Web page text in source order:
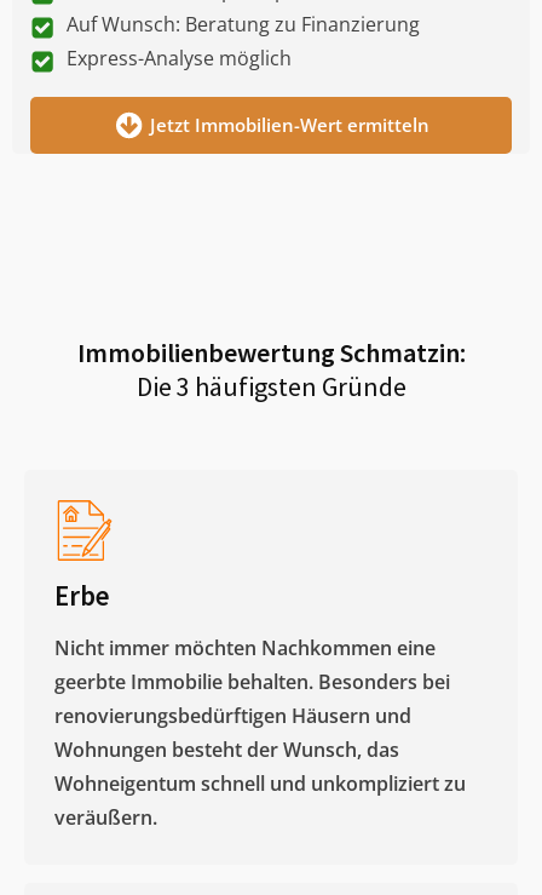
Auf Wunsch: Beratung zu Finanzierung
Express-Analyse möglich
Jetzt Immobilien-Wert ermitteln
ImmobilienbewertungSchmatzin:
Die 3 häufigsten Gründe
Erbe
Nicht immer möchten Nachkommen eine
geerbte Immobilie behalten. Besonders bei
renovierungsbedürftigen Häusern und
Wohnungen besteht der Wunsch, das
Wohneigentum schnell und unkompliziert zu
veräußern. ​